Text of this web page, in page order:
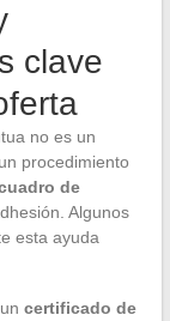
clave
no es un
procedimiento
de
Algunos
esta ayuda
certificado de